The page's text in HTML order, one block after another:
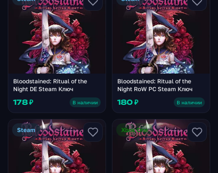
Bloodstained: Ritual of the
Night DE Steam Ключ
178 ₽ В наличии
Bloodstained: Ritual of the
Night RoW PC Steam Ключ
180 ₽ В наличии
Steam Xbox One